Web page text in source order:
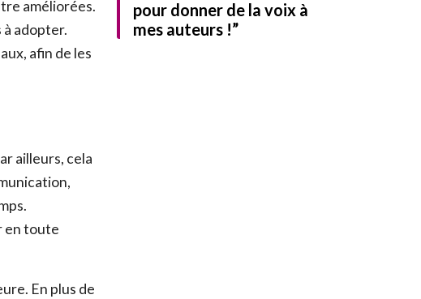
Fermer
améliorées.
adopter.
afin de les
ailleurs, cela
en toute
En plus de
pour donner de la voix à
mes auteurs !”